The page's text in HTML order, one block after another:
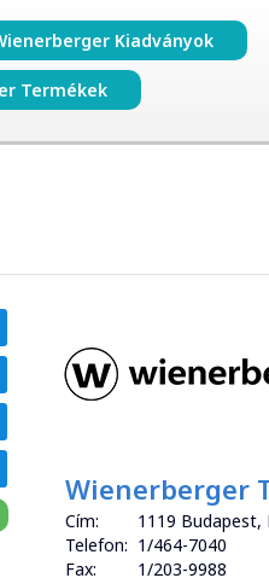
Kiadványok
Termékek
Wienerberger
Cím:
1119 Budapest,
Telefon: 1/464-7040
Fax:
1/203-9988